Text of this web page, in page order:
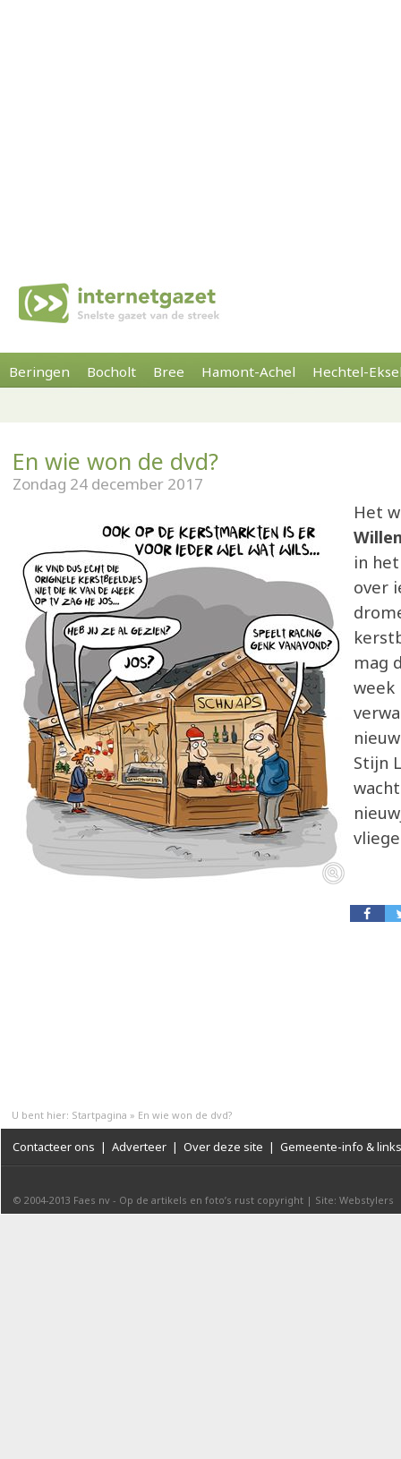
Beringen Bocholt Bree Hamont-Achel Hechtel-
En wie won de dvd?
Zondag 24 december 2017
Het
in
over
mag
week
Stijn
U bent hier: Startpagina » En wie won de dvd?
Contacteer ons | Adverteer | Over deze site | Gemeente-info & links
© 2004-2013 Faes nv - Op de artikels en foto’s rust copyright | Site: Webstylers